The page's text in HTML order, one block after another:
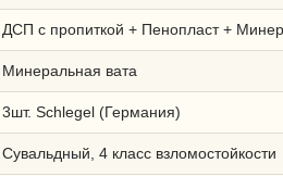
ДСП с пропиткой + Пенопласт +
Минеральная вата
3шт. Schlegel (Германия)
Сувальдный, 4 класс взломостойкости